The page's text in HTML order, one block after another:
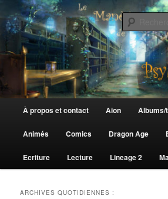
au
contenu
principal
au
contenu
secondaire
Le Manège de
principal
À propos et contact Aion Albums/
Animés Comics Dragon Age
Ecriture Lecture Lineage 2
ARCHIVES QUOTIDIENNES :